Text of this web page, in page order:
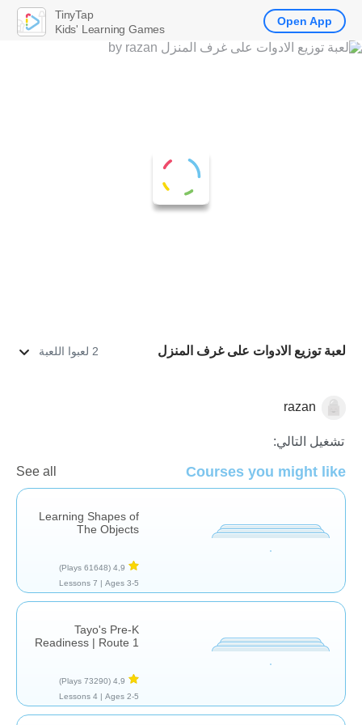
لعبة توزيع الادوات على غرف المنزل 2 لعبوا اللعبة
النماذج والتصنيف
razan
تشغيل التالي:
Courses you might like
See all
Learning Shapes of
The Objects
4,9
(61648 Plays)
Ages 3-5 |
7 Lessons
Tayo's Pre-K
Readiness | Route 1
4,9
(73290 Plays)
Ages 2-5 |
4 Lessons
TinyTap
Kids' Learning Games
Open App